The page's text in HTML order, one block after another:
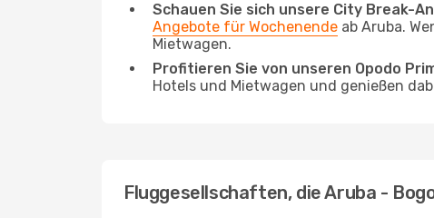
Schauen Sie sich unsere City Break-
Angebote für Wochenende ab Aruba.
Mietwagen.
Profitieren Sie von unseren Opodo
Hotels und Mietwagen und genießen
Fluggesellschaften, die Aruba -